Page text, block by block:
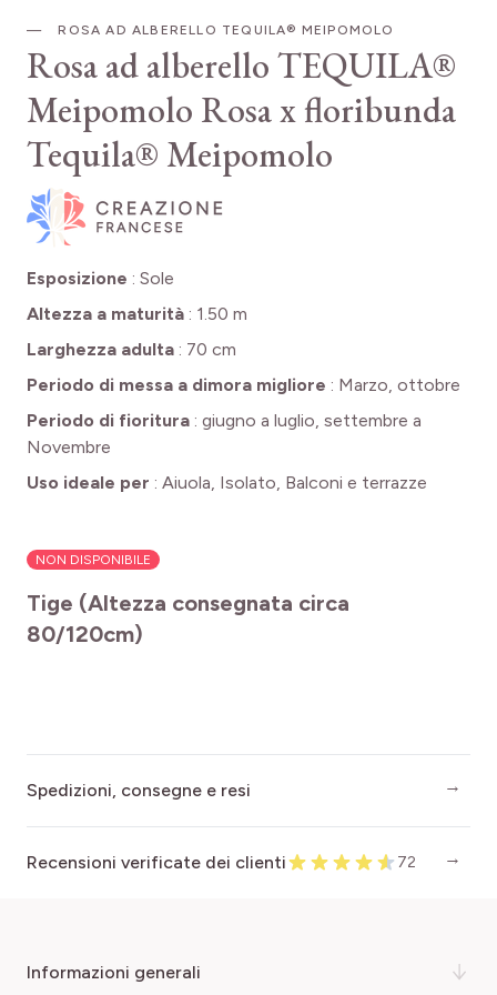
ROSA AD ALBERELLO TEQUILA® MEIPOMOLO
Rosa ad alberello TEQUILA®
Meipomolo Rosa x floribunda
Tequila® Meipomolo
Esposizione : Sole
Altezza a maturità : 1.50 m
Larghezza adulta : 70 cm
Periodo di messa a dimora migliore : Marzo, ottobre
Periodo di fioritura : giugno a luglio, settembre a
Novembre
Uso ideale per : Aiuola, Isolato, Balconi e terrazze
NON DISPONIBILE
Tige (Altezza consegnata circa
80/120cm)
Spedizioni, consegne e resi
Recensioni verificate dei clienti 72
informazioni generali